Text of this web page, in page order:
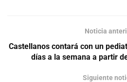
Noticia
Castellanos contará con un
días a la semana a partir
Siguiente